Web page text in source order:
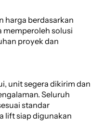
harga berdasarkan
memperoleh solusi
proyek dan
unit segera dikirim dan
Seluruh
standar
lift siap digunakan